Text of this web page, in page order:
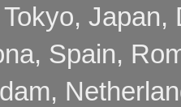
Japan,
Spain,